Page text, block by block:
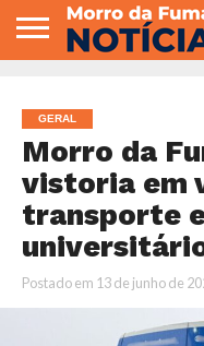
VEREADORES
GERAL
Morro da
vistoria em
transporte
Postado em 13 de junho de